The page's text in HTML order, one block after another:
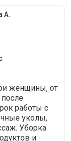
А.
женщины, от
работы с
уколы,
Уборка
и